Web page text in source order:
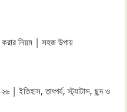
করার নিয়ম | সহজ উপায়
| ইতিহাস, তাৎপর্য, স্ট্যাটাস, ছন্দ ও